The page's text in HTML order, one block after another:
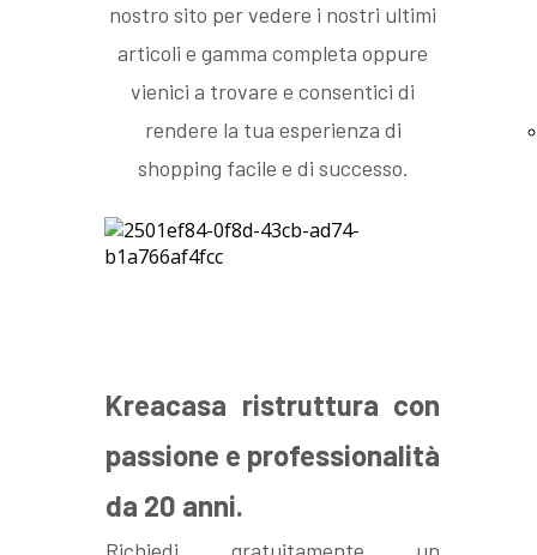
nostro sito per vedere i nostri ultimi
articoli e gamma completa oppure
vienici a trovare e consentici di
rendere la tua esperienza di
shopping facile e di successo.
Kreacasa ristruttura con
passione e professionalità
da 20 anni.